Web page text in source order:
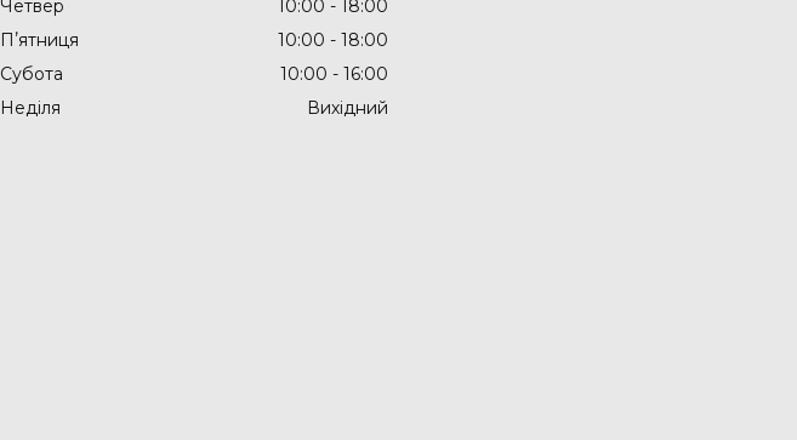
Четвер
10:00
18:00
Пʼятниця
10:00
18:00
Субота
10:00
16:00
Неділя
Вихідний